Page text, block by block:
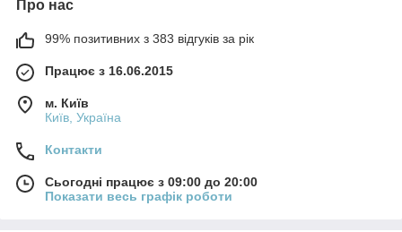
Про нас
99% позитивних з 383 відгуків за рік
Працює з 16.06.2015
м. Київ
Київ, Україна
Контакти
Сьогодні працює з 09:00 до 20:00
Показати весь графік роботи